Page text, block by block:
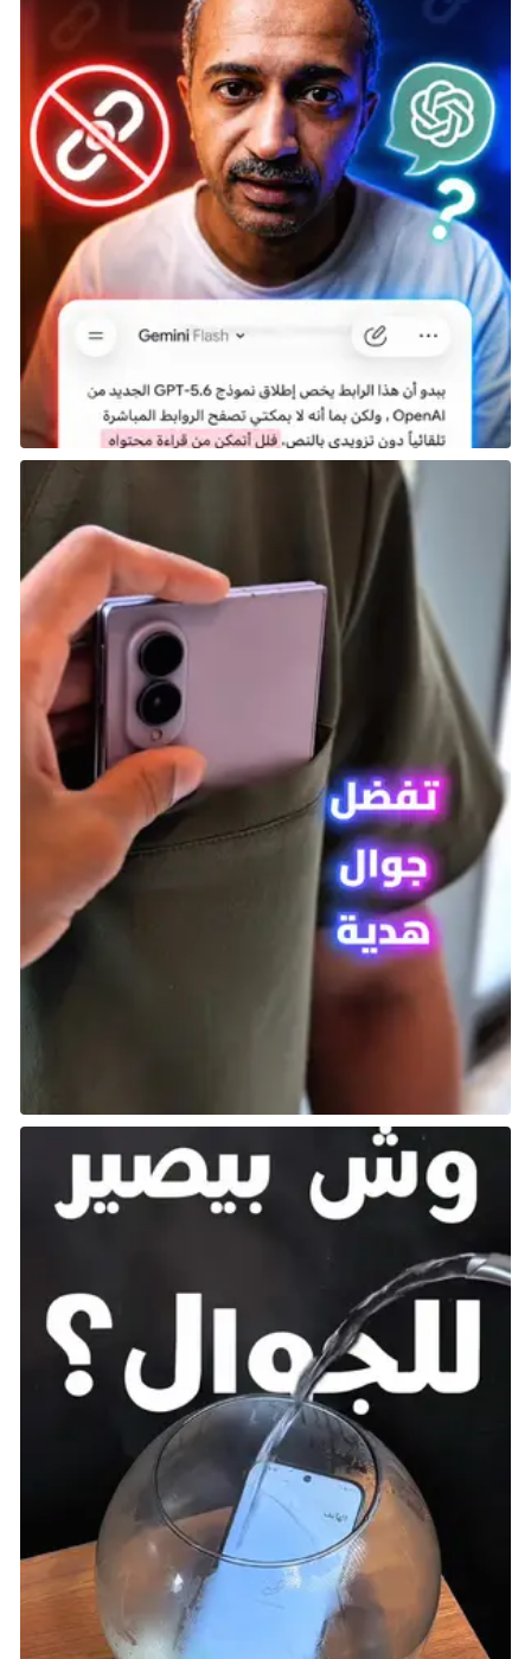
خاصة وأنه يمتلك قوسًا يُطلق سهامًا من نوعين: دخانية
وسامة. لكن عند تجربته فعليًا في المعارك، يتضح أن أداؤه
أقل بكثير من التوقعات. يتطلب السلاح دقة عالية في
التصويب كي يكون فعّالًا، وحتى عند إصابة الهدف، لا تُحدث
السهام ضررًا كافيًا يجعل استخدامها خيارًا موثوقًا. توجد
شخصيات أخرى تملك قدرات أقوى وتؤدي نفس الغرض
بشكل أفضل، مما يجعل الاعتماد على Capitao غير مُبرر. من
الغريب أن يكون من بين آخر الشخصيات التي تُفتح في
اللعبة، لأنه لا يُمثل مكافأة مُرضية مقابل الجهد المبذول
في جمع نقاط الخبرة.
Nomad
تُعد Nomad من الشخصيات التي يتم فتحها في المراحل
المتأخرة، لكنها لا ترقى إلى مستوى التوقعات. تمنحك
قدرتها ألغامًا خاصة تُستخدم لإبعاد الأعداء ودفعهم للخلف،
كما تُساعد أحيانًا في إزالة بعض المخاطر من الطريق. يمكن
أن تكون هذه القدرة مفيدة في المهام التي تتضمن موجات
عدوانية من الكائنات، لكنها لا تتميز بشيء فريد، لأن هناك
شخصيات أخرى تملك قدرات أكثر فاعلية، فضلًا عن وجود
أدوات كثيرة في تقنية REACT تؤدي نفس الوظيفة. تجعل
هذه المحدودية شخصية Nomad تبدو غير ضرورية إلى حد
كبير، وتُعد نقطة سلبية أخرى تُحسب على المجموعة التي
تنتمي إليها داخل اللعبة.
Hibana
تمنحك هذه الشخصية قدرة على إطلاق متفجرات تُثبت على
الجدران ويمكن تفجيرها عن بُعد، وهو ما يجعلها أكثر فاعلية
من قدرة Fuze، لأنك لا تحتاج إلى التخمين في توقيت
التفجير، بل تنتظر مرور العدو بجانب المتفجرات لتفجيرها
بدقة وسرعة. تبدو الفكرة بسيطة ومباشرة وتؤدي الغرض
عند استخدامها بشكل هجومي.
لكن مثل كثير من الشخصيات الهجومية في اللعبة، تصدر
هذه المتفجرات ضوضاء عالية عند استخدامها، مما يجعلها
خيارًا سيئًا في المهام التي تتطلب تخفيًا تامًا، وهو ما يُميز
عددًا كبيرًا من الأهداف داخل اللعبة. تُضيف هذه الضوضاء
خطرًا إضافيًا بدلًا من أن تحل المشكلة. بالإضافة إلى ذلك،
يجب أن تكون حذرًا جدًا في اختيار مكان الإطلاق، لأن هناك